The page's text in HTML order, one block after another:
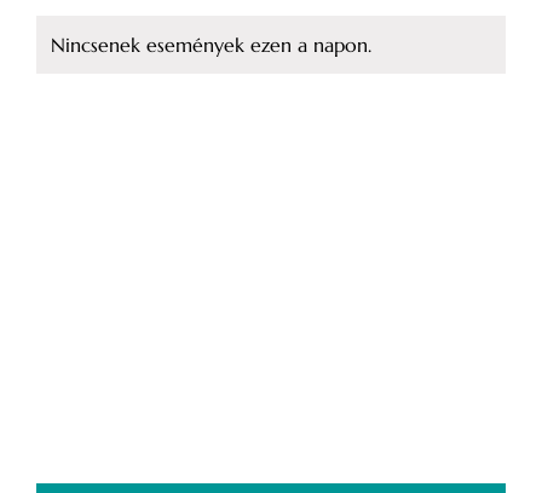
Notice
Nincsenek események ezen a napon.